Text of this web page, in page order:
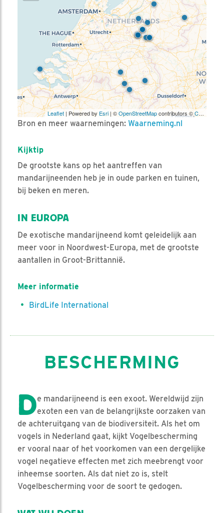
Leaflet | Powered by Esri | ©OpenStreetMapcontributors ©CARTO
Bron en meer waarnemingen: Waarneming.nl
Kijktip
De grootste kans op het aantreffen van
mandarijneenden heb je in oude parken en tuinen,
bij beken en meren.
IN EUROPA
De exotische mandarijneend komt geleidelijk aan
meer voor in Noordwest-Europa, met de grootste
aantallen in Groot-Brittannië.
Meer informatie
BirdLife International
BESCHERMING
De mandarijneend is een exoot. Wereldwijd zijn
exoten een van de belangrijkste oorzaken van
de achteruitgang van de biodiversiteit. Als het om
vogels in Nederland gaat, kijkt Vogelbescherming
er vooral naar of het voorkomen van een dergelijke
vogel negatieve effecten met zich meebrengt voor
inheemse soorten. Als dat niet zo is, stelt
Vogelbescherming voor de soort te gedogen.